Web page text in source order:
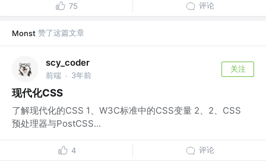
75 评论
Monst 赞了这篇文章
scy_coder
前端 · 3年前
关注
现代化CSS
了解现代化的CSS 1、W3C标准中的CSS变量 2、2、CSS
预处理器与PostCSS...
4 评论